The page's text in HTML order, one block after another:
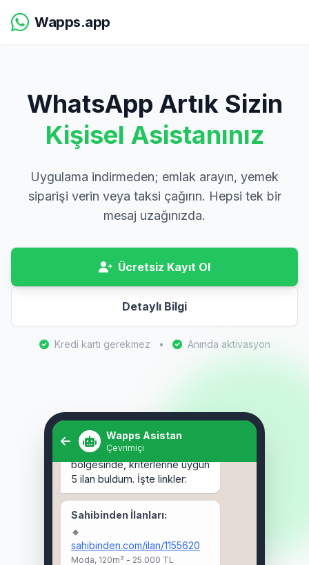
Wapps.app
WhatsApp Artık Sizin
Kişisel Asistanınız
Uygulama indirmeden; emlak arayın, yemek
siparişi verin veya taksi çağırın. Hepsi tek bir
mesaj uzağınızda.
Ücretsiz Kayıt Ol
Detaylı Bilgi
Kredi kartı gerekmez • Anında aktivasyon
Wapps Asistan
Çevrimiçi
ev arıyorum. 🏠
Selam Ahmet! 👋 Kadıköy
bölgesinde, kriterlerine uygun
5 ilan buldum. İşte linkler:
Sahibinden İlanları:
🔹
sahibinden.com/ilan/1155620
Moda, 120m² - 25.000 TL